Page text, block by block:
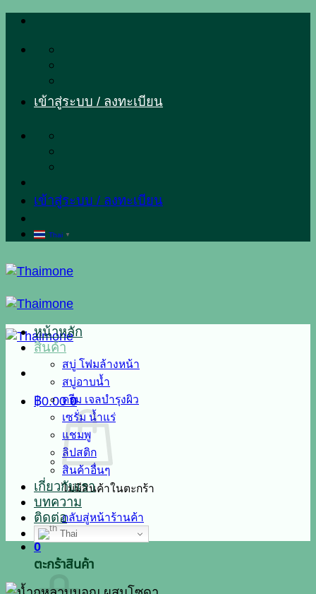
ข้าม
เข้าสู่ระบบ / ลงทะเบียน
เข้าสู่ระบบ / ลงทะเบียน
Thai ▼
฿0.00 0
ไม่มีสินค้าในตะกร้า
กลับสู่หน้าร้านค้า
0
ตะกร้าสินค้า
หน้าหลัก
สินค้า
สบู่ โฟมล้างหน้า
สบู่อาบน้ำ
ครีม เจลบำรุงผิว
เซรั่ม น้ำแร่
แชมพู
ลิปสติก
สินค้าอื่นๆ
เกี่ยวกับเรา
บทความ
ติดต่อ
Thai